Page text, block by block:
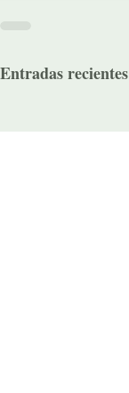
Entradas recientes